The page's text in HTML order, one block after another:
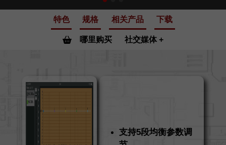
特色 规格 相关产品 下载
哪里购买 社交媒体
支持5段均衡参数调